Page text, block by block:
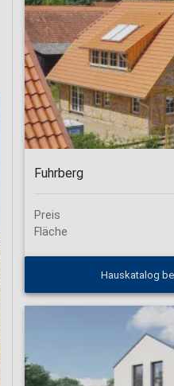
Fuhrberg
Preis
Fläche
Hauskatalog